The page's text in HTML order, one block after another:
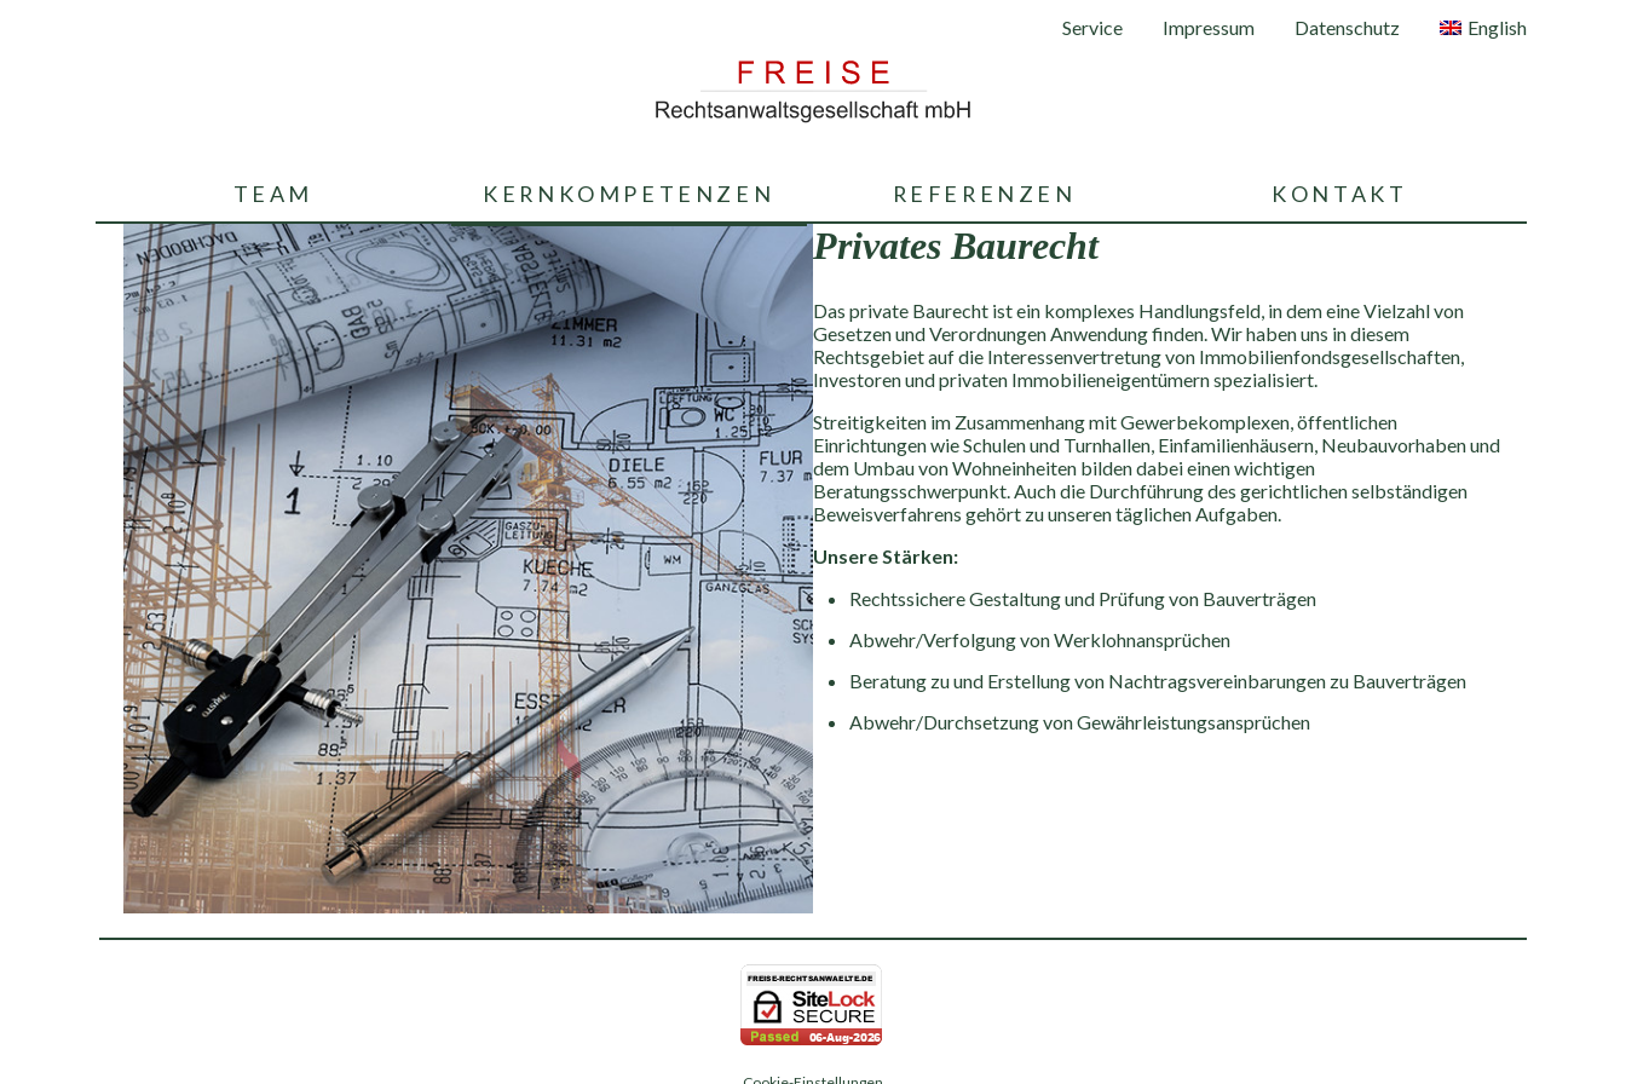
Service Impressum Datenschutz English
TEAM KERNKOMPETENZEN REFERENZEN KONTAKT
Privates Baurecht
Das private Baurecht ist ein komplexes Handlungsfeld, in dem eine Vielzahl von
Gesetzen und Verordnungen Anwendung finden. Wir haben uns in diesem
Rechtsgebiet auf die Interessenvertretung von Immobilienfondsgesellschaften,
Investoren und privaten Immobilieneigentümern spezialisiert.
Streitigkeiten im Zusammenhang mit Gewerbekomplexen, öffentlichen
Einrichtungen wie Schulen und Turnhallen, Einfamilienhäusern, Neubauvorhaben und
dem Umbau von Wohneinheiten bilden dabei einen wichtigen
Beratungsschwerpunkt. Auch die Durchführung des gerichtlichen selbständigen
Beweisverfahrens gehört zu unseren täglichen Aufgaben.
Unsere Stärken:
Rechtssichere Gestaltung und Prüfung von Bauverträgen
Abwehr/Verfolgung von Werklohnansprüchen
Beratung zu und Erstellung von Nachtragsvereinbarungen zu Bauverträgen
Abwehr/Durchsetzung von Gewährleistungsansprüchen